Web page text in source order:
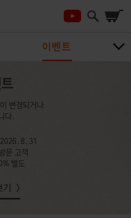
이벤트
문 고객
변경되거나
다.
별도